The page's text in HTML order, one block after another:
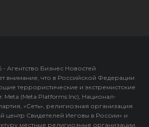
- Агентство Бизнес Новостей
внимание, что в Российской Федерации
террористические и экстремистские
Meta (Meta Platforms Inc), Национал-
«Сеть», религиозная организация
центр Свидетелей Иеговы в России» и
местные религиозные организации,